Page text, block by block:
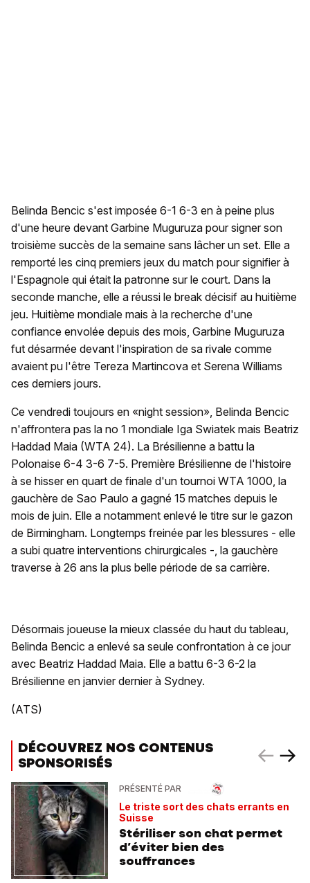
Belinda Bencic s'est imposée 6-1 6-3 en à peine plus
d'une heure devant Garbine Muguruza pour signer son
troisième succès de la semaine sans lâcher un set. Elle a
remporté les cinq premiers jeux du match pour signifier à
l'Espagnole qui était la patronne sur le court. Dans la
seconde manche, elle a réussi le break décisif au huitième
jeu. Huitième mondiale mais à la recherche d'une
confiance envolée depuis des mois, Garbine Muguruza
fut désarmée devant l'inspiration de sa rivale comme
avaient pu l'être Tereza Martincova et Serena Williams
ces derniers jours.
Ce vendredi toujours en «night session», Belinda Bencic
n'affrontera pas la no 1 mondiale Iga Swiatek mais Beatriz
Haddad Maia (WTA 24). La Brésilienne a battu la
Polonaise 6-4 3-6 7-5. Première Brésilienne de l'histoire
à se hisser en quart de finale d'un tournoi WTA 1000, la
gauchère de Sao Paulo a gagné 15 matches depuis le
mois de juin. Elle a notamment enlevé le titre sur le gazon
de Birmingham. Longtemps freinée par les blessures - elle
a subi quatre interventions chirurgicales -, la gauchère
traverse à 26 ans la plus belle période de sa carrière.
Désormais joueuse la mieux classée du haut du tableau,
Belinda Bencic a enlevé sa seule confrontation à ce jour
avec Beatriz Haddad Maia. Elle a battu 6-3 6-2 la
Brésilienne en janvier dernier à Sydney.
(ATS)
DÉCOUVREZ NOS CONTENUS
SPONSORISÉS
PRÉSENTÉ PAR
Le triste sort des chats errants en
Suisse
Stériliser son chat permet
d’éviter bien des
souffrances